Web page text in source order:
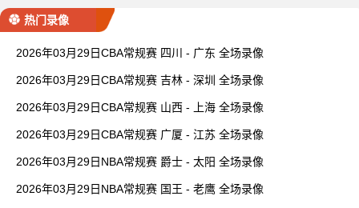
热门录像
2026年03月29日CBA常规赛 四川 - 广东 全场录像
2026年03月29日CBA常规赛 吉林 - 深圳 全场录像
2026年03月29日CBA常规赛 山西 - 上海 全场录像
2026年03月29日CBA常规赛 广厦 - 江苏 全场录像
2026年03月29日NBA常规赛 爵士 - 太阳 全场录像
2026年03月29日NBA常规赛 国王 - 老鹰 全场录像